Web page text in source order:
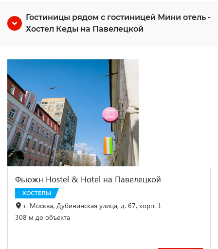
Гостиницы рядом с гостиницей Мини отель -
Хостел Кеды на Павелецкой
Фьюжн Hostel & Hotel на Павелецкой
ХОСТЕЛЫ
г. Москва, Дубининская улица, д. 67, корп. 1
308 м до объекта